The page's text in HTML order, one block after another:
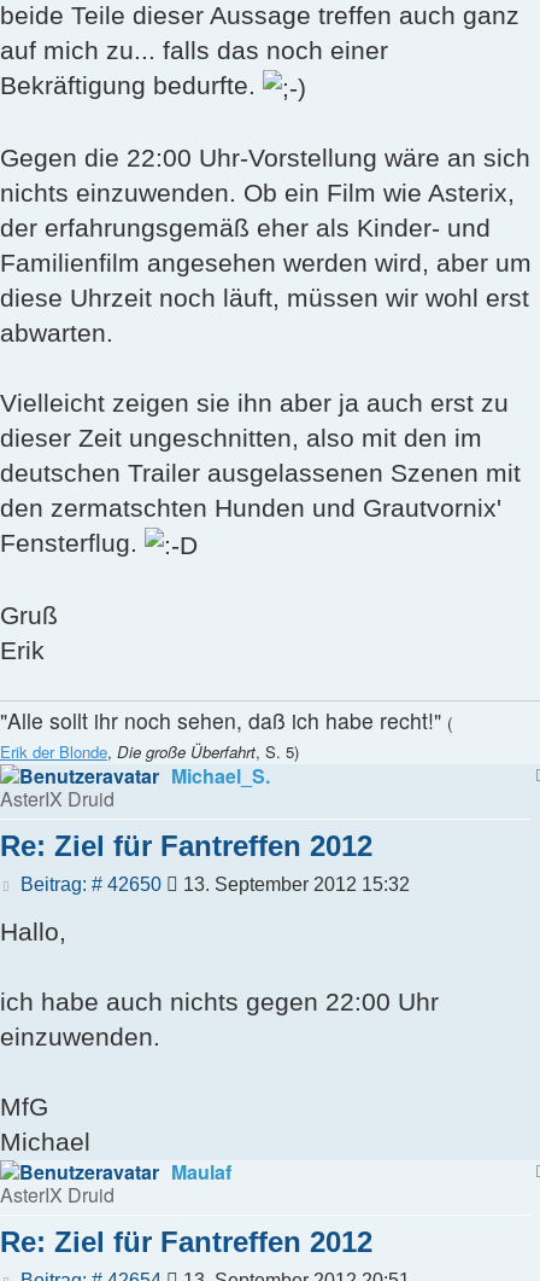
beide Teile dieser Aussage treffen auch ganz
auf mich zu... falls das noch einer
Bekräftigung bedurfte.
Gegen die 22:00 Uhr-Vorstellung wäre an sich
nichts einzuwenden. Ob ein Film wie Asterix,
der erfahrungsgemäß eher als Kinder- und
Familienfilm angesehen werden wird, aber um
diese Uhrzeit noch läuft, müssen wir wohl erst
abwarten.
Vielleicht zeigen sie ihn aber ja auch erst zu
dieser Zeit ungeschnitten, also mit den im
deutschen Trailer ausgelassenen Szenen mit
den zermatschten Hunden und Grautvornix'
Fensterflug.
Gruß
Erik
"Alle sollt ihr noch sehen, daß ich habe recht!" (
Erik der Blonde, Die große Überfahrt, S. 5)
Michael_S.
AsterIX Druid
Re: Ziel für Fantreffen 2012
Beitrag: # 42650Beitrag
13. September 2012 15:32
Hallo,
ich habe auch nichts gegen 22:00 Uhr
einzuwenden.
MfG
Michael
Maulaf
AsterIX Druid
Re: Ziel für Fantreffen 2012